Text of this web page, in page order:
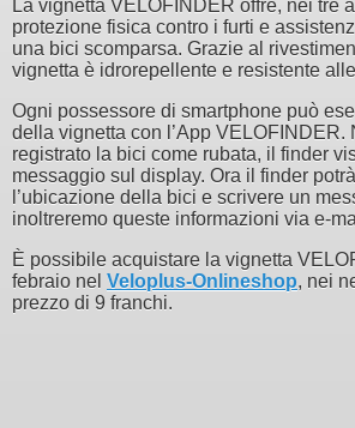
La vignetta VELOFINDER offre, nei tre
protezione fisica contro i furti e
una bici scomparsa. Grazie al
vignetta è idrorepellente e resistente
Ogni possessore di smartphone può
della vignetta con l’App VELOFINDER.
registrato la bici come rubata, il finder
messaggio sul display. Ora il finder
l’ubicazione della bici e scrivere un
inoltreremo queste informazioni via e-
È possibile acquistare la vignetta
febraio nel Veloplus-Onlineshop, nei
prezzo di 9 franchi.